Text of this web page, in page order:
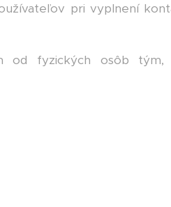
pri vyplnení
od fyzických osôb